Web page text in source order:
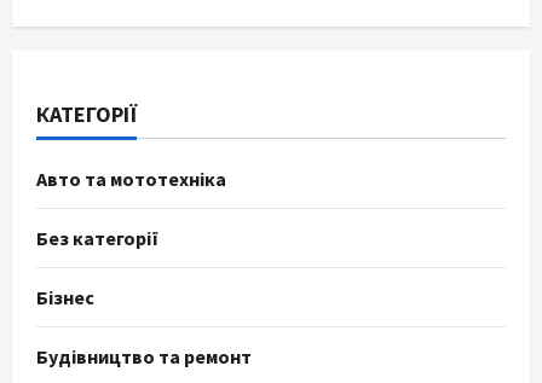
КАТЕГОРІЇ
Авто та мототехніка
Без категорії
Бізнес
Будівництво та ремонт